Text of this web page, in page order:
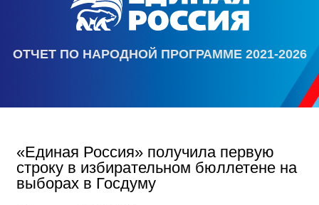
ОТЧЕТ ПО НАРОДНОЙ ПРОГРАММЕ 2021-2026
«Единая Россия» получила первую
строку в избирательном бюллетене на
выборах в Госдуму